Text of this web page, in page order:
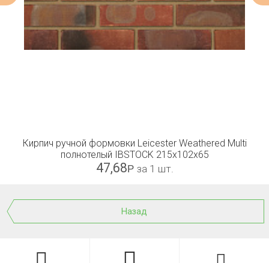
Кирпич ручной формовки Leicester Weathered Multi
полнотелый IBSTOCK 215x102x65
47,68Р за 1 шт.
Назад